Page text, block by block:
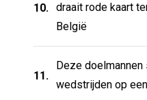
10.
draait rode kaart
België
11.
Deze
wedstrijden op